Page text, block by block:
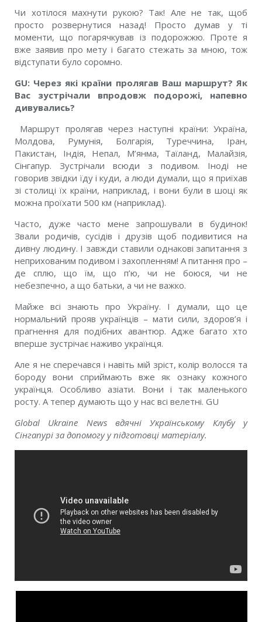
Чи хотілося махнути рукою? Так! Але не так, щоб
просто розвернутися назад! Просто думав у ті
моменти, що погарячкував із подорожжю. Проте я
вже заявив про мету і багато стежать за мною, тож
відступати було соромно.
GU: Через які країни пролягав Ваш маршрут? Як
Вас зустрічали впродовж подорожі, напевно
дивувались?
Маршрут пролягав через наступні країни: Україна,
Молдова, Румунія, Болгарія, Туреччина, Іран,
Пакистан, Індія, Непал, М’янма, Таїланд, Малайзія,
Сінгапур. Зустрічали всюди з подивом. Іноді не
говорив звідки їду і куди, а люди думали, що я приїхав
зі столиці їх країни, наприклад, і вони були в шоці як
можна проїхати 500 км (наприклад).
Часто, дуже часто мене запрошували в будинок!
Звали родичів, сусідів і друзів щоб подивитися на
дивну людину. І завжди ставили однакові запитання з
неприхованим подивом і захопленням! А питання про –
де сплю, що їм, що п’ю, чи не боюся, чи не
небезпечно, а що батьки, а чи не важко.
Майже всі знають про Україну. І думали, що це
нормальний прояв українців – мати сили, здоров’я і
прагнення для подібних авантюр. Адже багато хто
вперше зустрічає наживо українця.
Але я не сперечався і навіть мій зріст, колір волосся та
бороду вони сприймають вже як ознаку кожного
українця. Особливо азіати. Вони і так маленького
росту. А тепер думають що у нас всі велетні. GU
Global Ukraine News вдячні Українському Клубу у
Сінгапурі за допомогу у підготовці матеріалу.